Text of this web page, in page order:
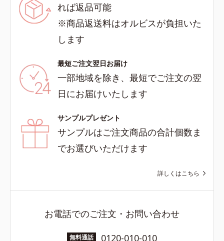
れば返品可能
※商品返送料はオルビスが負担いた
します
最短ご注文翌日お届け
一部地域を除き、最短でご注文の翌
日にお届けいたします
サンプルプレゼント
サンプルはご注文商品の合計個数ま
でお選びいただけます
詳しくはこちら
お電話でのご注文・お問い合わせ
無料通話 0120-010-010